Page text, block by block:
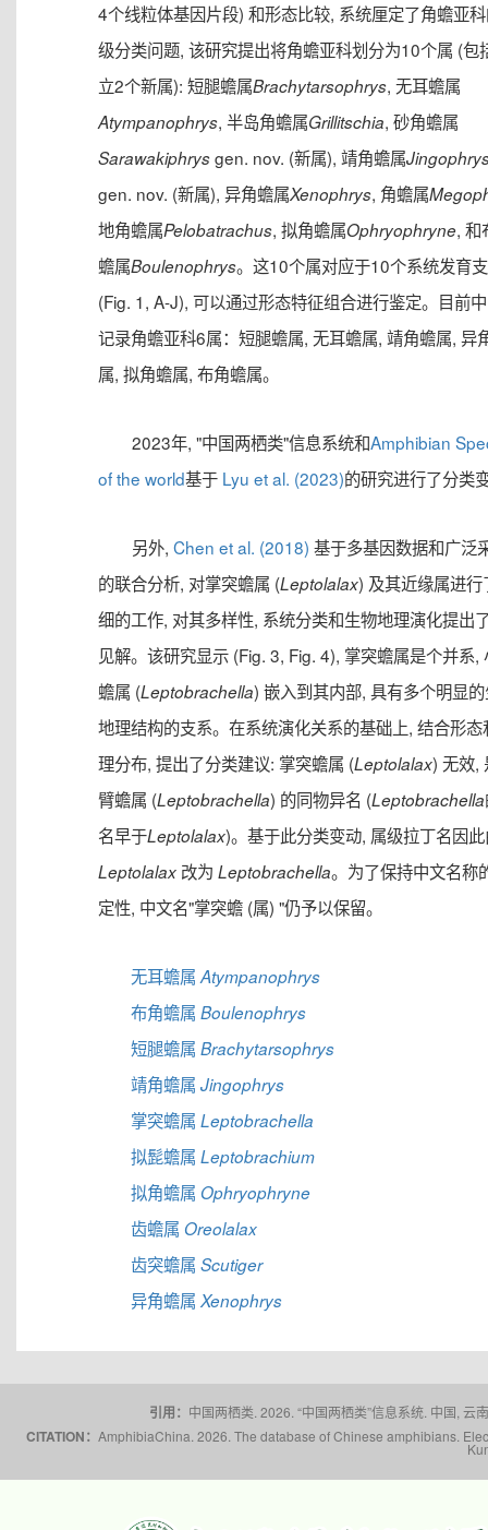
4个线粒体基因片段) 和形态比较, 系统厘定了角蟾亚
级分类问题, 该研究提出将角蟾亚科划分为10个属 (包
立2个新属): 短腿蟾属Brachytarsophrys, 无耳蟾属
Atympanophrys, 半岛角蟾属Grillitschia, 砂角蟾属
Sarawakiphrysgen. nov. (新属), 靖角蟾属
gen. nov. (新属), 异角蟾属Xenophrys, 角蟾属
地角蟾属Pelobatrachus, 拟角蟾属Ophryophryne, 和
蟾属Boulenophrys。这10个属对应于10个系统发育
(Fig. 1, A-J), 可以通过形态特征组合进行鉴定。目前
记录角蟾亚科6属：短腿蟾属, 无耳蟾属, 靖角蟾属, 异
属, 拟角蟾属, 布角蟾属。
2023年, "中国两栖类"信息系统和Amphibian
of the world基于 Lyu et al. (2023)的研究进行了分类
另外, Chen et al. (2018) 基于多基因数据和广泛
的联合分析, 对掌突蟾属 (Leptolalax) 及其近缘属进行
细的工作, 对其多样性, 系统分类和生物地理演化提出
见解。该研究显示 (Fig. 3, Fig. 4), 掌突蟾属是个并系,
蟾属 (Leptobrachella) 嵌入到其内部, 具有多个明显
地理结构的支系。在系统演化关系的基础上, 结合形态
理分布, 提出了分类建议: 掌突蟾属 (Leptolalax) 无效,
臂蟾属 (Leptobrachella) 的同物异名 (Leptobrachella
名早于Leptolalax)。基于此分类变动, 属级拉丁名因
Leptolalax 改为 Leptobrachella。为了保持中文名称
定性, 中文名"掌突蟾 (属) "仍予以保留。
无耳蟾属 Atympanophrys
布角蟾属 Boulenophrys
短腿蟾属 Brachytarsophrys
靖角蟾属 Jingophrys
掌突蟾属 Leptobrachella
拟髭蟾属 Leptobrachium
拟角蟾属 Ophryophryne
齿蟾属 Oreolalax
齿突蟾属 Scutiger
异角蟾属 Xenophrys
引用： 中国两栖类. 2026. “中国两栖类”信息系统. 中国,
CITATION： AmphibiaChina. 2026. The database of Chinese amphibians.